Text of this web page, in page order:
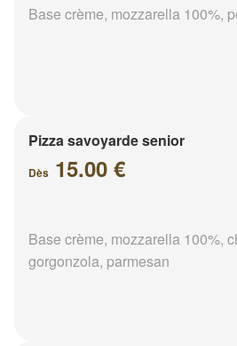
Base crème, mozzarella 100%,
Pizza savoyarde senior
Dès 15.00 €
Base crème, mozzarella 100%,
gorgonzola, parmesan